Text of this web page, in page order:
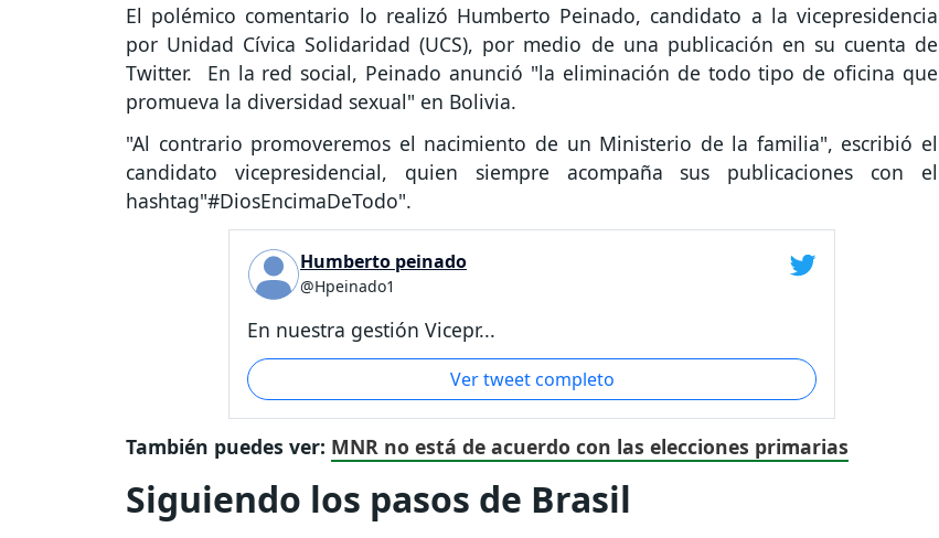
El polémico comentario lo realizó Humberto Peinado, candidato a la vicepresidencia
por Unidad Cívica Solidaridad (UCS), por medio de una publicación en su cuenta de
Twitter. En la red social, Peinado anunció "la eliminación de todo tipo de oficina que
promueva la diversidad sexual" en Bolivia.
"Al contrario promoveremos el nacimiento de un Ministerio de la familia", escribió el
candidato vicepresidencial, quien siempre acompaña sus publicaciones con el
hashtag"#DiosEncimaDeTodo".
Humberto peinado
@Hpeinado1
En nuestra gestión Vicepr...
Ver tweet completo
También puedes ver: MNR no está de acuerdo con las elecciones primarias
Siguiendo los pasos de Brasil